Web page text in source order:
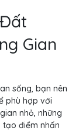
Gian
sống, bạn nên
phù hợp với
nhỏ, những
tạo điểm nhấn